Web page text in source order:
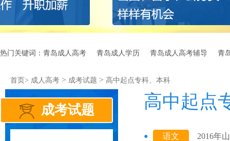
热门关键词： 青岛成人高考 青岛成人学历 青岛成人高考辅导 青
首页> 成人高考 > 成考试题 > 高中起点专科、本科
成考试题 高中起点
语文 2016年